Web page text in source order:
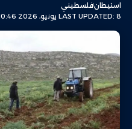
LAST UPDATED: 8 يونيو، 2026 10:46 ص
استيطانفلسطيني